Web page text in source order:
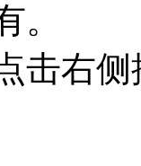
。
击右